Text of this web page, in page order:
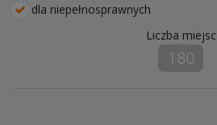
dla niepełnosprawnych
Liczba miejsc
180